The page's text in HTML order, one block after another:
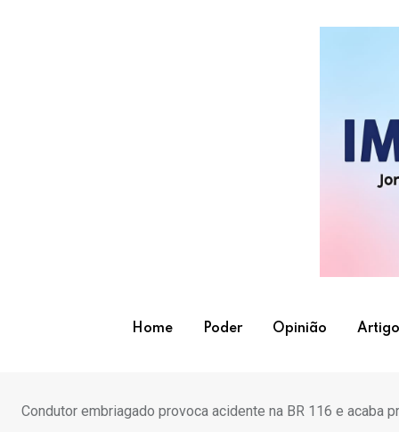
Home Poder Opinião
Condutor embriagado provoca acidente na BR 116 e acaba